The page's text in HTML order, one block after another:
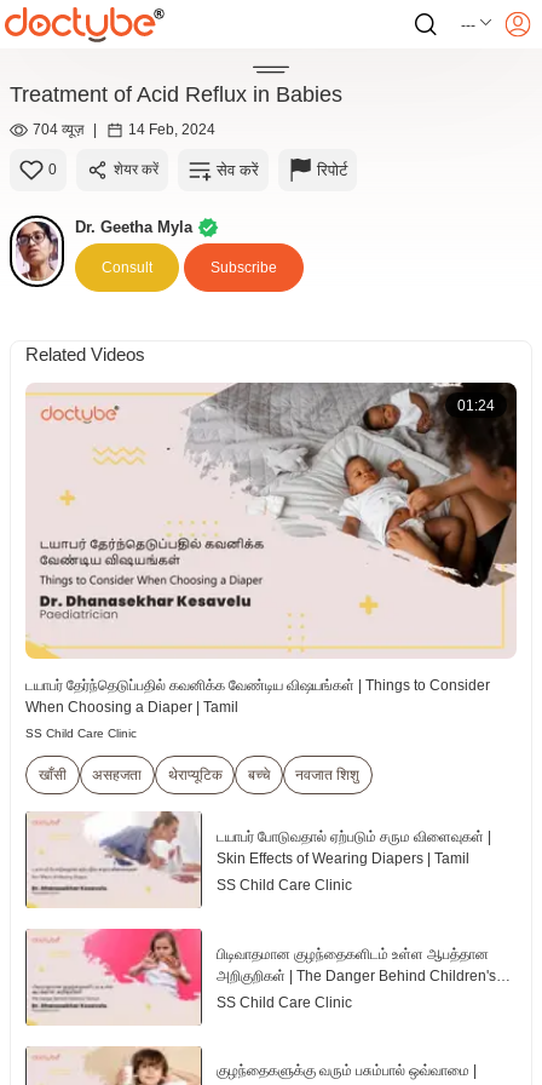
---
Treatment of Acid Reflux in Babies
704 व्यूज़ | 14 Feb, 2024
0 शेयर करें सेव करें रिपोर्ट
Dr. Geetha Myla
Consult Subscribe
Related Videos
01:24
டயாபர் தேர்ந்தெடுப்பதில் கவனிக்க வேண்டிய விஷயங்கள் | Things to Consider
When Choosing a Diaper | Tamil
SS Child Care Clinic
खाँसी असहजता थेराप्यूटिक बच्चे नवजात शिशु
டயாபர் போடுவதால் ஏற்படும் சரும விளைவுகள் |
Skin Effects of Wearing Diapers | Tamil
SS Child Care Clinic
பிடிவாதமான குழந்தைகளிடம் உள்ள ஆபத்தான
அறிகுறிகள் | The Danger Behind Children's
Tantrum | Tamil
SS Child Care Clinic
குழந்தைகளுக்கு வரும் பசும்பால் ஒவ்வாமை |